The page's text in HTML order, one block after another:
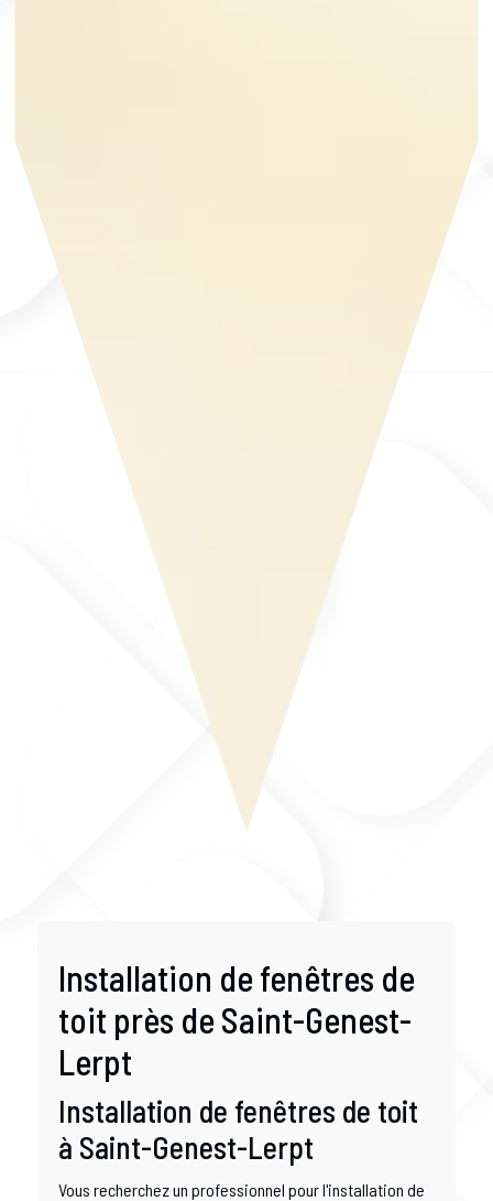
Installation de fenêtres de
toit près de Saint-Genest-
Lerpt
Installation de fenêtres de toit
à Saint-Genest-Lerpt
Vous recherchez un professionnel pour l'installation de